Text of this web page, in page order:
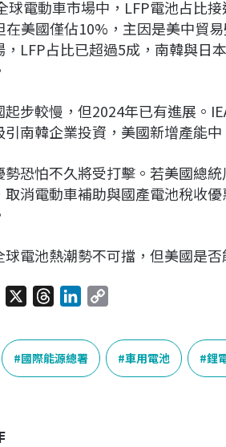
球電動車市場中，LFP電池占比
在美國僅佔10%，主因是美中貿
，LFP占比已超過5成，南韓與日
起步較慢，但2024年已有進展。
引南韓企業投資，美國新增產能
勢恐怕不久將受打擊。若美國總
取消電動車補助與國產電池稅收
球電池熱潮勢不可擋，但美國是
e
r
e
a
n
k
e
p
L
國際能源總署 車用電池 鋰